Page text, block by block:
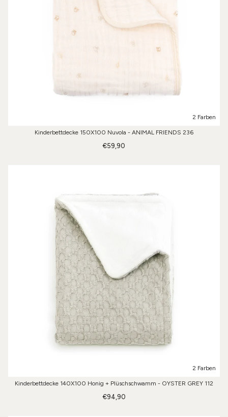
2 Farben
Kinderbettdecke 150X100 Nuvola - ANIMAL FRIENDS 236
€59,90
2 Farben
Kinderbettdecke 140X100 Honig + Plüschschwamm - OYSTER GREY 112
€94,90